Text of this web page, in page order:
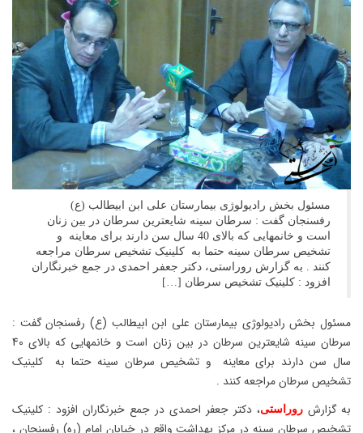
مسئول بخش رادیولوژی بیمارستان علی ابن ابیطالب (ع)
رفسنجان گفت : سرطان سینه شایعترین سرطان در بین زنان
است و خانمهایی که بالای 40 سال سن دارند برای معاینه و
تشخیص سرطان سینه حتما به کلینیک تشخیص سرطان مراجعه
کنند . به گزارش روراستی، دکتر جعفر احمدی در جمع خبرنگاران
افزود : کلینیک تشخیص سرطان […]
مسئول بخش رادیولوژی بیمارستان علی ابن ابیطالب (ع) رفسنجان گفت :
سرطان سینه شایعترین سرطان در بین زنان است و خانمهایی که بالای 40
سال سن دارند برای معاینه و تشخیص سرطان سینه حتما به کلینیک
تشخیص سرطان مراجعه کنند .
به گزارش روراستی، دکتر جعفر احمدی در جمع خبرنگاران افزود : کلینیک
تشخیص سرطان سینه در مرکز بهداشت واقع در خیابان امام (ره) رفسنجان ،